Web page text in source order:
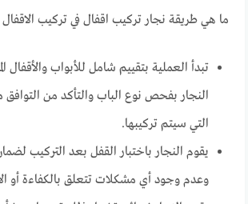
ما هي طريقة نجار تركيب اقفال في تركيب الاقفال
تبدأ العملية بتقييم شامل للأبواب والأقفال
النجار بفحص نوع الباب والتأكد من التوافق
التي سيتم تركيبها.
يقوم النجار باختبار القفل بعد التركيب
وعدم وجود أي مشكلات تتعلق بالكفاءة أو